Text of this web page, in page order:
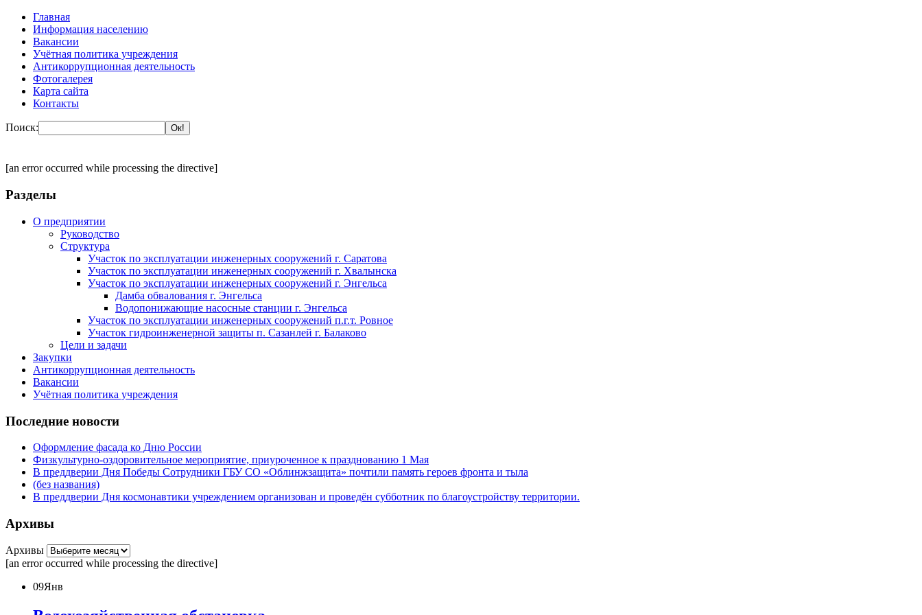
Главная
Информация населению
Вакансии
Учётная политика учреждения
Антикоррупционная деятельность
Фотогалерея
Карта сайта
Контакты
Поиск:
[an error occurred while processing the directive]
Разделы
О предприятии
Руководство
Структура
Участок по эксплуатации инженерных сооружений г. Саратова
Участок по эксплуатации инженерных сооружений г. Хвалынска
Участок по эксплуатации инженерных сооружений г. Энгельса
Дамба обвалования г. Энгельса
Водопонижающие насосные станции г. Энгельса
Участок по эксплуатации инженерных сооружений п.г.т. Ровное
Участок гидроинженерной защиты п. Сазанлей г. Балаково
Цели и задачи
Закупки
Антикоррупционная деятельность
Вакансии
Учётная политика учреждения
Последние новости
Оформление фасада ко Дню России
Физкультурно-оздоровительное мероприятие, приуроченное к празднованию 1 Мая
В преддверии Дня Победы Сотрудники ГБУ СО «Облинжзащита» почтили память героев фронта и тыла
(без названия)
В преддверии Дня космонавтики учреждением организован и проведён субботник по благоустройству территории.
Архивы
Архивы
[an error occurred while processing the directive]
09Янв